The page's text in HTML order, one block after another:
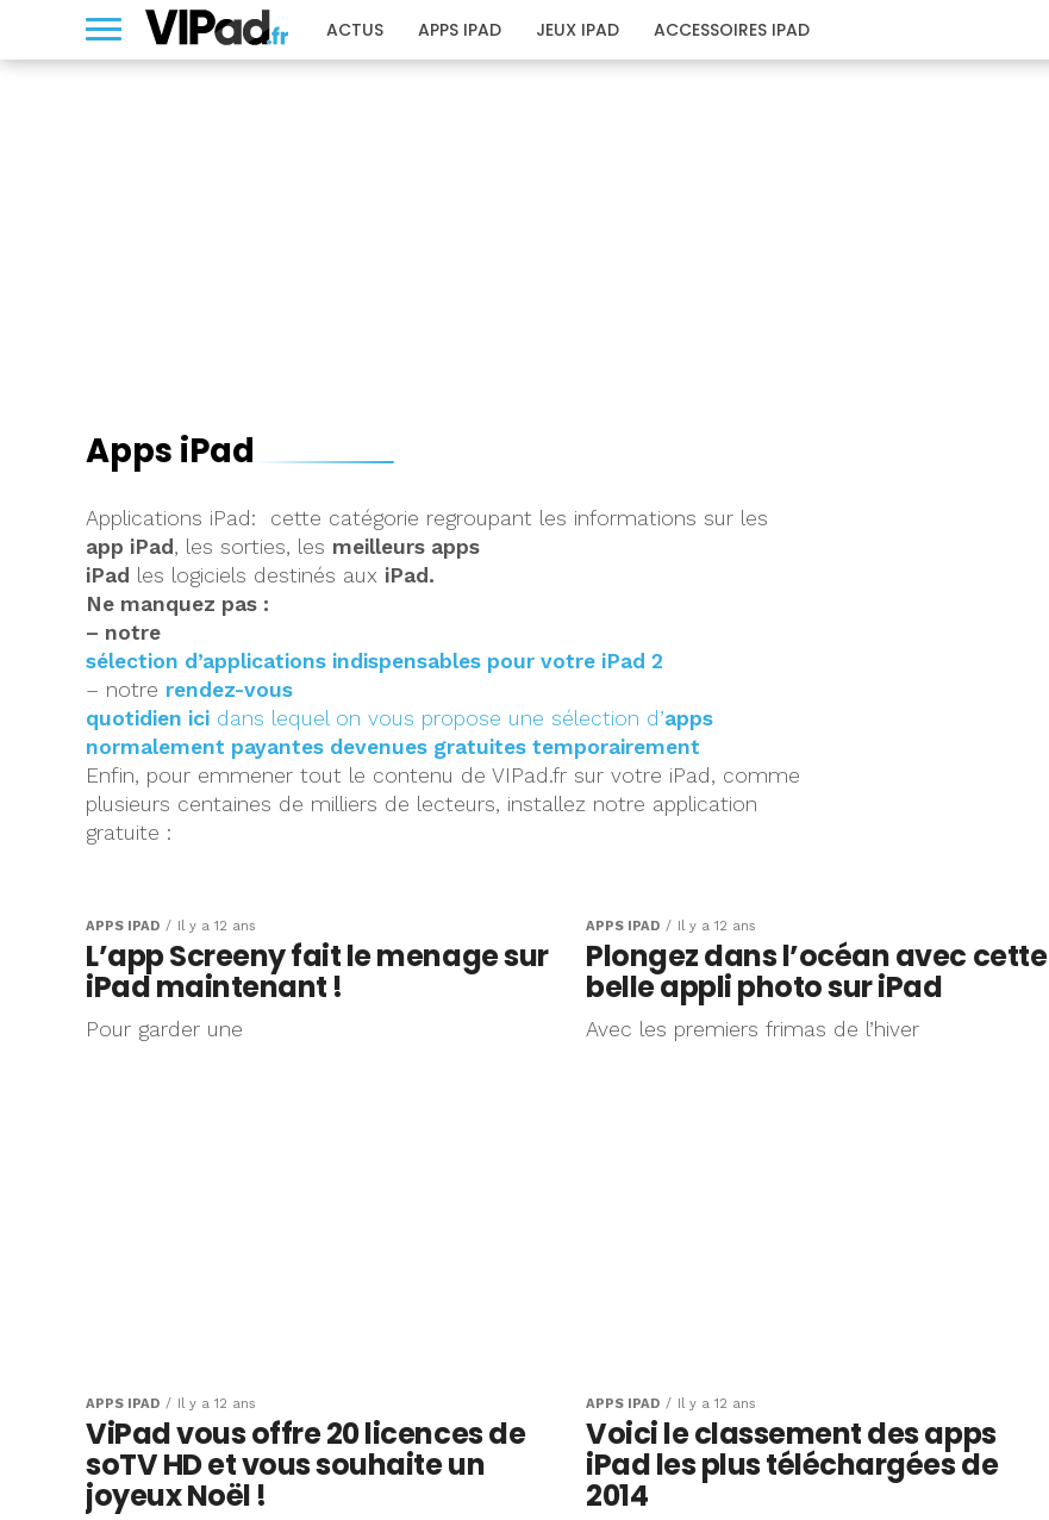
ACTUS APPS IPAD JEUX IPAD ACCESSOIRES IPAD
Apps iPad
Applications iPad: cette catégorie regroupant les informations sur les
app iPad , les sorties, les meilleurs apps
iPad les logiciels destinés aux iPad.
Ne manquez pas :
– notre
sélection d’applications indispensables pour votre iPad 2
– notre rendez-vous
quotidien ici dans lequel on vous propose une sélection d’apps
normalement payantes devenues gratuites temporairement
Enfin, pour emmener tout le contenu de VIPad.fr sur votre iPad, comme
plusieurs centaines de milliers de lecteurs, installez notre application
gratuite :
APPS IPAD Il y a 12 ans
L’app Screeny fait le menage sur
iPad maintenant !
Pour garder une
APPS IPAD Il y a 12 ans
Plongez dans l’océan avec cette
belle appli photo sur iPad
Avec les premiers frimas de l’hiver
APPS IPAD Il y a 12 ans
ViPad vous offre 20 licences de
soTV HD et vous souhaite un
joyeux Noël !
APPS IPAD Il y a 12 ans
Voici le classement des apps
iPad les plus téléchargées de
2014